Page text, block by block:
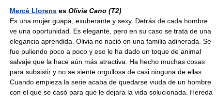
Mercè Llorens es Olivia Cano (T2)
Es una mujer guapa, exuberante y sexy. Detrás de cada hombre
ve una oportunidad. Es elegante, pero en su caso se trata de una
elegancia aprendida. Olivia no nació en una familia adinerada. Se
fue puliendo poco a poco y eso le ha dado un toque de animal
salvaje que la hace aún más atractiva. Ha hecho muchas cosas
para subsistir y no se siente orgullosa de casi ninguna de ellas.
Cuando empieza la serie acaba de quedarse viuda de un hombre
con el que se casó para que le dejara la vida solucionada. Hereda